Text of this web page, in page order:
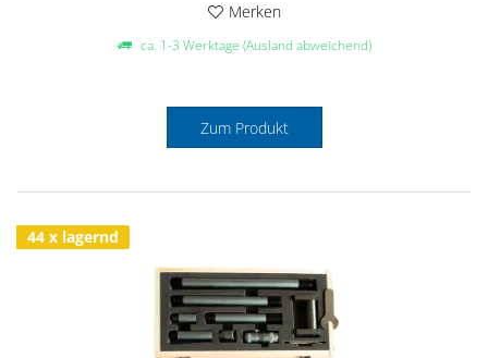
Merken
ca. 1-3 Werktage (Ausland abweichend)
Zum Produkt
44 x lagernd